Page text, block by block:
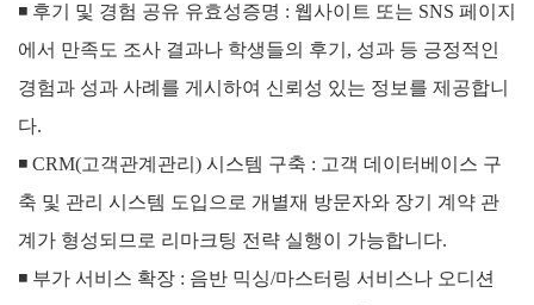
◾ 후기 및 경험 공유 유효성증명 : 웹사이트 또는 SNS 페이지
에서 만족도 조사 결과나 학생들의 후기, 성과 등 긍정적인
경험과 성과 사례를 게시하여 신뢰성 있는 정보를 제공합니
다.
◾ CRM(고객관계관리) 시스템 구축 : 고객 데이터베이스 구
축 및 관리 시스템 도입으로 개별재 방문자와 장기 계약 관
계가 형성되므로 리마크팅 전략 실행이 가능합니다.
◾ 부가 서비스 확장 : 음반 믹싱/마스터링 서비스나 오디션